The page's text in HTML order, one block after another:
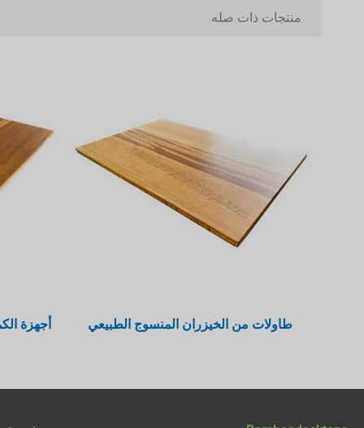
منتجات ذات صله
طاولات من الخيزران المنسوج الطبيعي أجهزة